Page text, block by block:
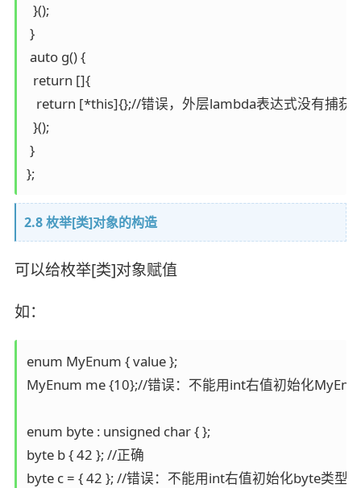
  }();
}
auto g() {
  return []{
return [*this]{};//错误，外层lambda表达式没有捕获
  }();
}
};
2.8 枚举[类]对象的构造
可以给枚举[类]对象赋值
如：
enum MyEnum { value };
MyEnum me {10};//错误：不能用int右值初始化
enum byte : unsigned char { };
byte b { 42 }; //正确
byte c = { 42 }; //错误：不能用int右值初始化byte类型